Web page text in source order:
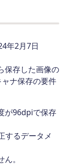
年2月7日
保存した画像の
ナ保存の要件
が96dpiで保存
するデータメ
。